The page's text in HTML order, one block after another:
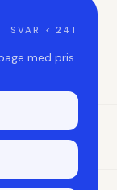
SVAR < 24T
med pris